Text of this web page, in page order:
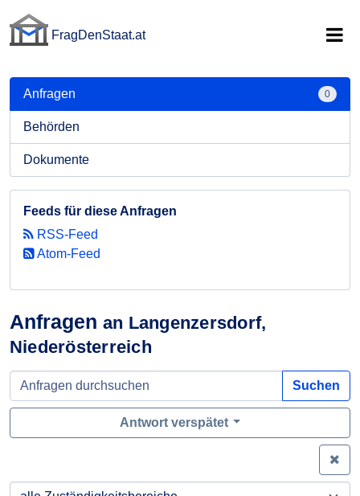
FragDenStaat.at
Anfragen an Langenzersdorf,
Niederösterreich
Suchen
Antwort verspätet
Anfragen 0
Behörden
Dokumente
Feeds für diese Anfragen
RSS-Feed
Atom-Feed